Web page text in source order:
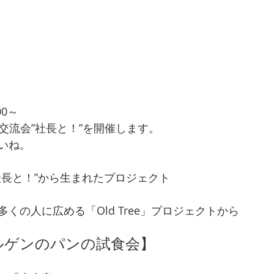
～
流会”社長と！”を開催します。
。
と！”から生まれたプロジェクト
人に広める「Old Tree」プロジェクトから
ンのパンの試食会】